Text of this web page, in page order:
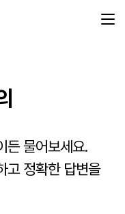
든 물어보세요.
고 정확한 답변을